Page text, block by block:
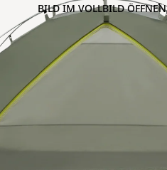
BILD IM VOLLBILD ÖFFNEN